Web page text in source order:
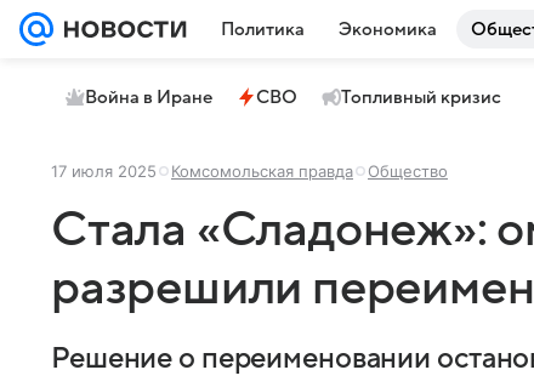
Политика Экономика
Война в Иране СВО Топливный кризис
17 июля 2025 Комсомольская правда Общество
Стала «Сладонеж»:
разрешили
Решение о переименовании